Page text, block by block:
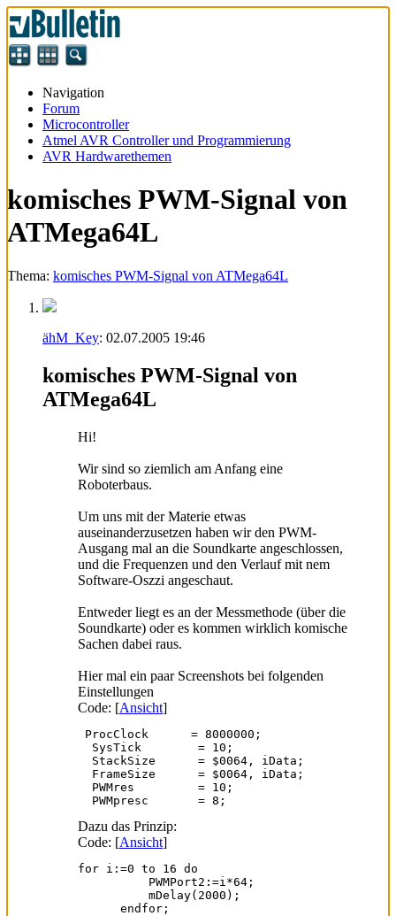
Navigation
Forum
Microcontroller
Atmel AVR Controller und Programmierung
AVR Hardwarethemen
komisches PWM-Signal von
ATMega64L
Thema: komisches PWM-Signal von ATMega64L
ähM_Key: 02.07.2005 19:46
komisches PWM-Signal von
ATMega64L
Hi!
Wir sind so ziemlich am Anfang eine
Roboterbaus.
Um uns mit der Materie etwas
auseinanderzusetzen haben wir den PWM-
Ausgang mal an die Soundkarte angeschlossen,
und die Frequenzen und den Verlauf mit nem
Software-Oszzi angeschaut.
Entweder liegt es an der Messmethode (über die
Soundkarte) oder es kommen wirklich komische
Sachen dabei raus.
Hier mal ein paar Screenshots bei folgenden
Einstellungen
Code: [Ansicht]
ProcClock      = 8000000;
  SysTick        = 10;
  StackSize      = $0064, iData;
  FrameSize      = $0064, iData;
  PWMres         = 10;
  PWMpresc       = 8;
Dazu das Prinzip:
Code: [Ansicht]
for i:=0 to 16 do
          PWMPort2:=i*64;
          mDelay(2000);
      endfor;